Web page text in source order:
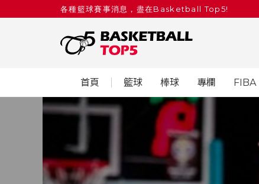
各種籃球賽事消息，盡在Basketball Top5!
首頁 籃球 棒球 專欄 FIBA